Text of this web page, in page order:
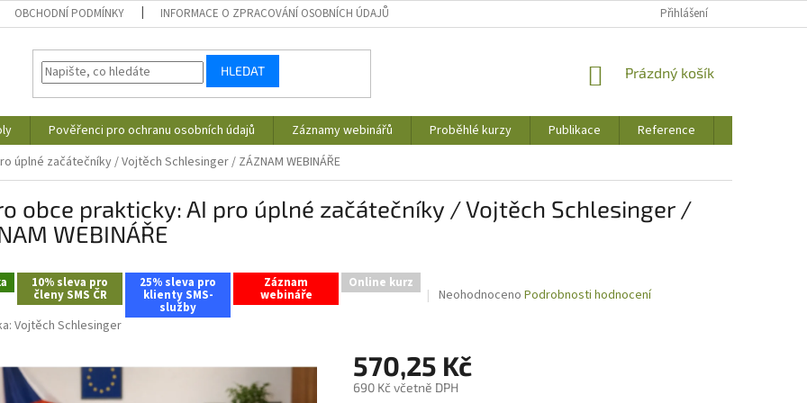
OBCHODNÍ PODMÍNKY INFORMACE O ZPRACOVÁNÍ OSOBNÍCH ÚDAJŮ Přihlášení
HLEDAT
NÁKUPNÍ
Prázdný košík
Pověřenci pro ochranu osobních údajů Záznamy webinářů Proběhlé kurzy Publikace Reference
úplné začátečníky / Vojtěch Schlesinger / ZÁZNAM WEBINÁŘE
obce prakticky: AI pro úplné začátečníky / Vojtěch Schlesinger /
WEBINÁŘE
10% sleva pro
členy SMS ČR
25% sleva pro
klienty SMS-
služby
Záznam
webináře
Online kurz
Průměrné
0,0
z
5
Neohodnoceno Podrobnosti hodnocení
Vojtěch Schlesinger
570,25 Kč
690 Kč včetně DPH